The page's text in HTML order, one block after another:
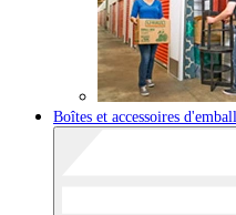
Boîtes et accessoires